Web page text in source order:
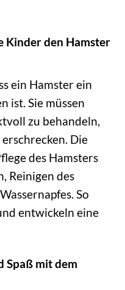
den Hamster
ein Hamster ein
ist. Sie müssen
zu behandeln,
Die
des Hamsters
Reinigen des
So
entwickeln eine
Spaß mit dem